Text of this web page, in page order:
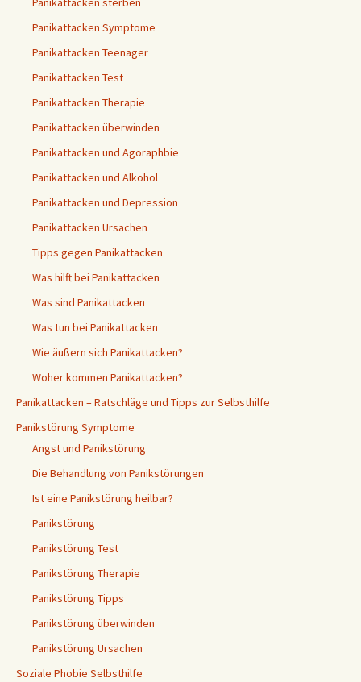
Panikattacken Symptome
Panikattacken Teenager
Panikattacken Test
Panikattacken Therapie
Panikattacken überwinden
Panikattacken und Agoraphbie
Panikattacken und Alkohol
Panikattacken und Depression
Panikattacken Ursachen
Tipps gegen Panikattacken
Was hilft bei Panikattacken
Was sind Panikattacken
Was tun bei Panikattacken
Wie äußern sich Panikattacken?
Woher kommen Panikattacken?
Panikattacken – Ratschläge und Tipps zur Selbsthilfe
Panikstörung Symptome
Angst und Panikstörung
Die Behandlung von Panikstörungen
Ist eine Panikstörung heilbar?
Panikstörung
Panikstörung Test
Panikstörung Therapie
Panikstörung Tipps
Panikstörung überwinden
Panikstörung Ursachen
Soziale Phobie Selbsthilfe